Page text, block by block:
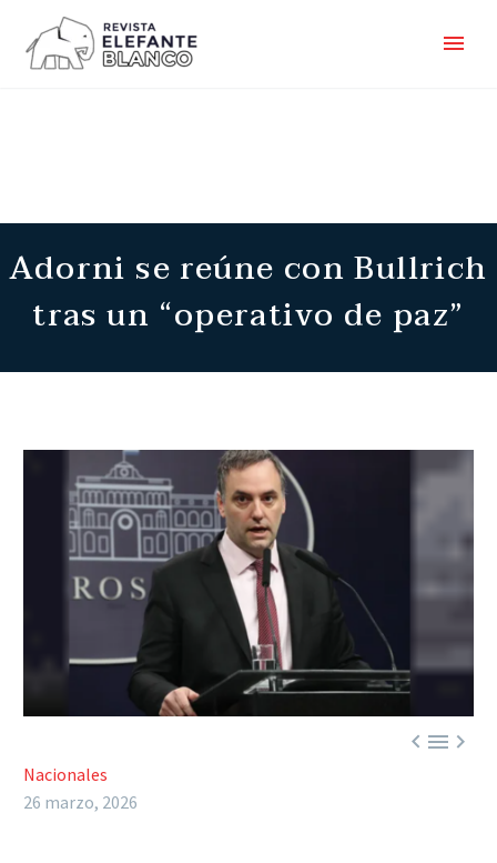
Adorni se reúne con Bullrich
tras un “operativo de paz”

Nacionales
26 marzo, 2026